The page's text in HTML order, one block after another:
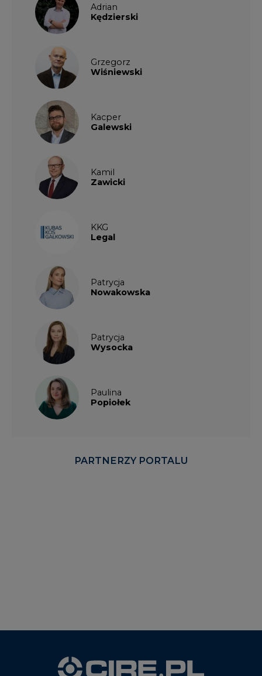
Adrian
Kędzierski
Grzegorz
Wiśniewski
Kacper
Galewski
Kamil
Zawicki
KKG
Legal
Patrycja
Nowakowska
Patrycja
Wysocka
Paulina
Popiołek
PARTNERZY PORTALU